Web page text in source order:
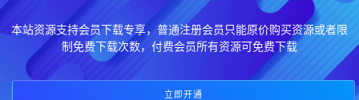
本站资源支持会员下载专享，普通注册会员只能原价购买资源或者限
制免费下载次数，付费会员所有资源可免费下载
立即开通